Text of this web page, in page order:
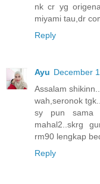
nk cr yg
miyami tau,dr
Reply
Ayu December
Assalam shikinn..
wah,seronok tgk..
sy pun sama
mahal2..skrg
rm90 lengkap
Reply